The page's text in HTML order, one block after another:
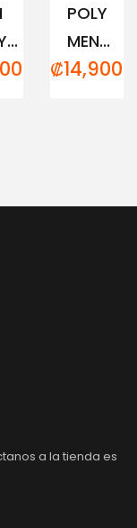
POLY
MEN...
₡
a la tienda es